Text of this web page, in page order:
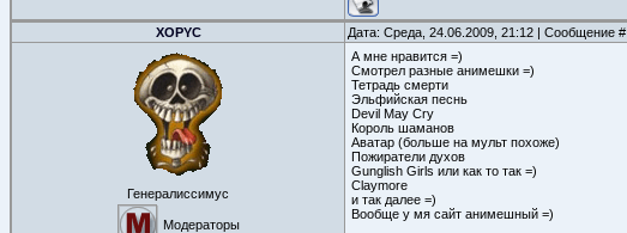
XOPYC Дата: Среда, 24.06.2009, 21:12 | Сообщение #
Генералиссимус
Модераторы
А мне нравится =)
Смотрел разные анимешки =)
Тетрадь смерти
Эльфийская песнь
Devil May Cry
Король шаманов
Аватар (больше на мульт похоже)
Пожиратели духов
Gunglish Girls или как то так =)
Claymore
и так далее =)
Вообще у мя сайт анимешный =)